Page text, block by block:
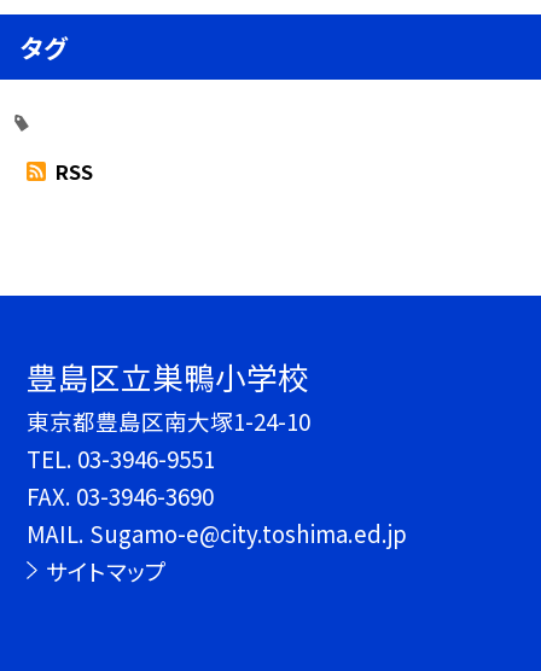
タグ
RSS
豊島区立巣鴨小学校
東京都豊島区南大塚1-24-10
TEL. 03-3946-9551
FAX. 03-3946-3690
MAIL. Sugamo-e@city.toshima.ed.jp
サイトマップ